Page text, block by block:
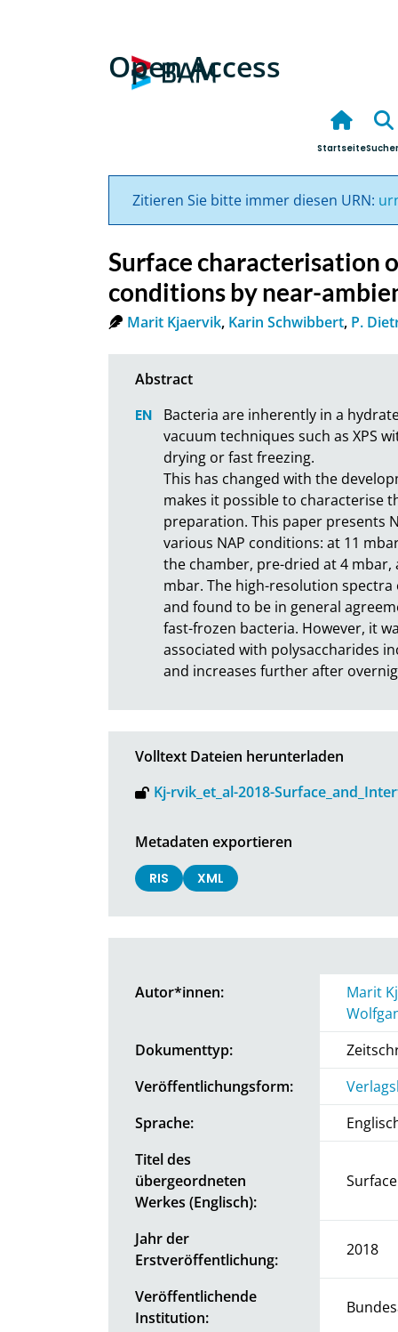
Open Access
Startseite
Zitieren Sie bitte immer diesen URN:
Surface characterisation
conditions by near-
Marit Kjaervik, Karin Schwibbert, P.
Bacteria are inherently in a
vacuum techniques such as XPS
drying or fast freezing.
This has changed with the
makes it possible to characterise
preparation. This paper presents
various NAP conditions: at 11
the chamber, pre-dried at 4
mbar. The high-resolution
and found to be in general
fast-frozen bacteria. However, it
associated with polysaccharides
and increases further after
Volltext Dateien herunterladen
Kj-rvik_et_al-2018-
Metadaten exportieren
RIS XML
Autor*innen:
Marit
Dokumenttyp:
Veröffentlichungsform:
Sprache:
Titel des
übergeordneten
Werkes (Englisch):
Jahr der
Erstveröffentlichung:
2018
Veröffentlichende
Institution: